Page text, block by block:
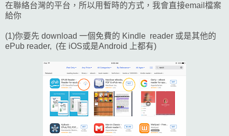
在聯絡台灣的平台，所以用暫時的方式，我會直接email檔案
給你
(1)你要先 download 一個免費的 Kindle reader 或是其他的
ePub reader, (在 iOS或是Android 上都有)